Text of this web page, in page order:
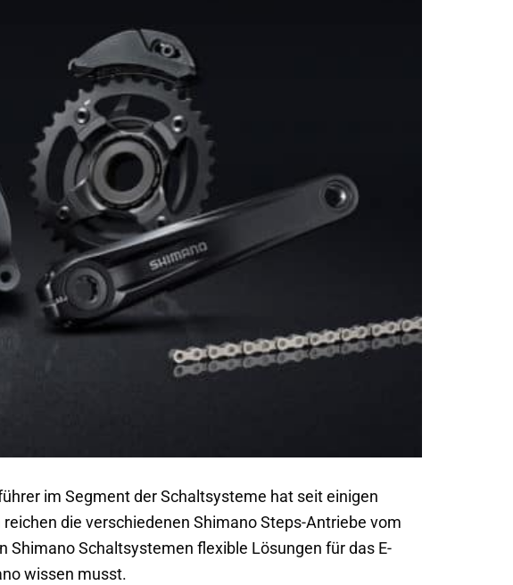
im Segment der Schaltsysteme hat seit einigen
die verschiedenen Shimano Steps-Antriebe vom
Schaltsystemen flexible Lösungen für das E-
wissen musst.